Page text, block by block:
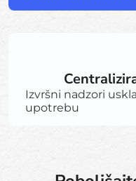
Izvršni nadzori
upotrebu